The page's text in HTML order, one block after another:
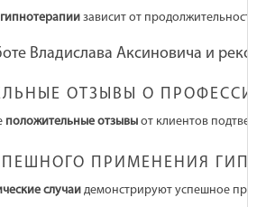
зависит от продолжительности
Владислава Аксиновича и
ОТЗЫВЫ О
положительные отзывы от клиентов
ПРИМЕНЕНИЯ
случаи демонстрируют успешное